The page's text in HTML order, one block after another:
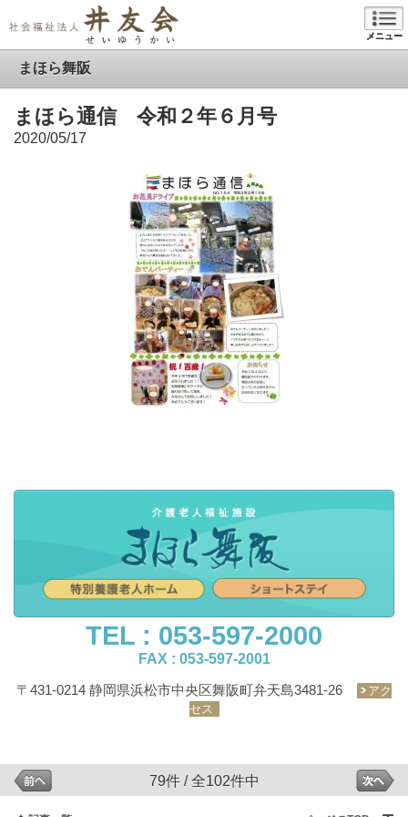
メニュー
まほら舞阪
まほら通信 令和２年６月号
2020/05/17
TEL : 053-597-2000
FAX : 053-597-2001
〒431-0214 静岡県浜松市中央区舞阪町弁天島3481-26
アク
セス
79件 / 全102件中